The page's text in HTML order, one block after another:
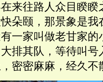
来往路人众目睽睽
朵颐，那景象是我
一家叫做老甘家的
排其队，等待叫号
密密麻麻，经久不